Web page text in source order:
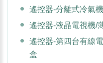
遙控器-分離式冷氣
遙控器-液晶電視機/
遙控器-第四台有線
盒